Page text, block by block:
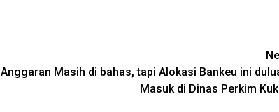
Anggaran Masih di bahas, tapi Alokasi Bankeu ini
Masuk di Dinas Perkim